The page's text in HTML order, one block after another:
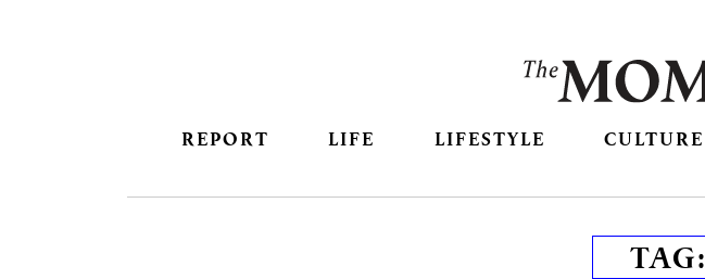
REPORT LIFE LIFESTYLE CULTURE
TAG: